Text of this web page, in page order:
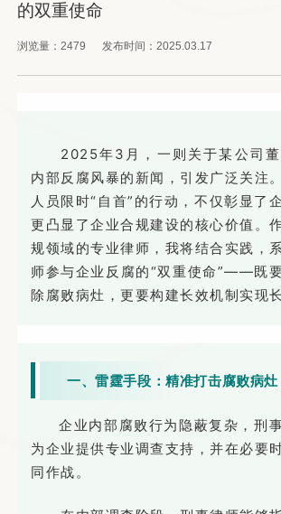
的双重使命
浏览量：2479 发布时间：2025.03.17
2025年3月，一则关于某公司
内部反腐风暴的新闻，引发广泛关注
人员限时“自首”的行动，不仅彰显了
更凸显了企业合规建设的核心价值。
规领域的专业律师，我将结合实践，
师参与企业反腐的“双重使命”——既
除腐败病灶，更要构建长效机制实现
一、雷霆手段：精准打击腐败病灶
企业内部腐败行为隐蔽复杂，刑
为企业提供专业调查支持，并在必要
同作战。